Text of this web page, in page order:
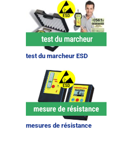
test du marcheur ESD
mesures de résistance